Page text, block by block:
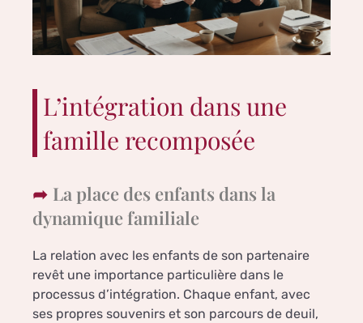
L’intégration dans une
famille recomposée
La place des enfants dans la
dynamique familiale
La relation avec les enfants de son partenaire
revêt une importance particulière dans le
processus d’intégration. Chaque enfant, avec
ses propres souvenirs et son parcours de deuil,